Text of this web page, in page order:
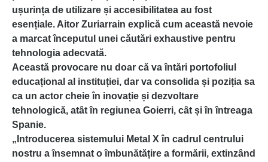
ușurința de utilizare și accesibilitatea au fost
esențiale. Aitor Zuriarrain explică cum această nevoie
a marcat începutul unei căutări exhaustive pentru
tehnologia adecvată.
Această provocare nu doar că va întări portofoliul
educațional al instituției, dar va consolida și poziția sa
ca un actor cheie în inovație și dezvoltare
tehnologică, atât în regiunea Goierri, cât și în întreaga
Spanie.
„Introducerea sistemului Metal X în cadrul centrului
nostru a însemnat o îmbunătățire a formării, extinzând